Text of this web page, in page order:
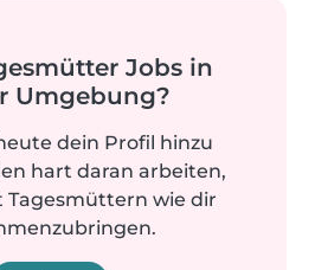
Jobs in
Umgebung?
dein Profil hinzu
hart daran arbeiten,
Tagesmüttern wie dir